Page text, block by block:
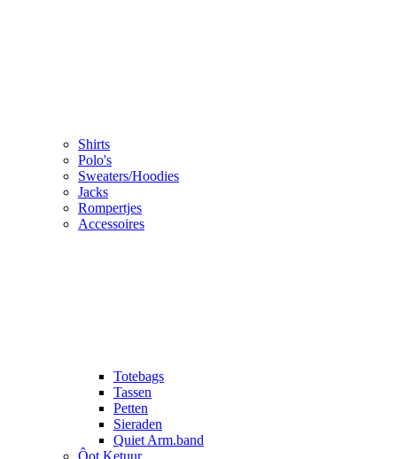
Shirts
Polo's
Sweaters/Hoodies
Jacks
Rompertjes
Accessoires
Totebags
Tassen
Petten
Sieraden
Quiet Arm.band
Ôot Ketuur